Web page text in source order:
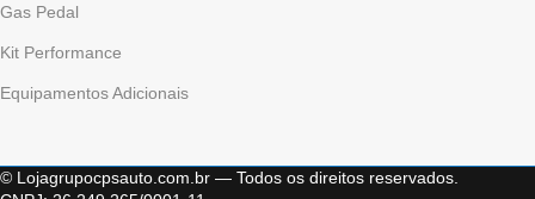
Gas Pedal
Kit Performance
Equipamentos Adicionais
© Lojagrupocpsauto.com.br — Todos os direitos reservados.